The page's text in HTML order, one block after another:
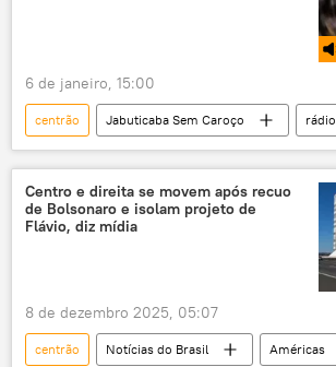
6 de janeiro, 15:00
centrão Jabuticaba Sem Caroço
rádio
podcast
Brasil
política interna
Jair Bolsonaro
Flávio Bolsonaro
polarização
eleições presidenciais
Centro e direita se movem após recuo
de Bolsonaro e isolam projeto de
Flávio, diz mídia
8 de dezembro 2025, 05:07
centrão Notícias do Brasil
Américas